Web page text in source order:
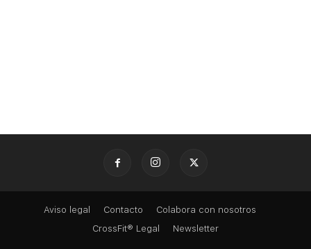
Aviso legal Contacto
Colabora con nosotros
CrossFit® Legal
Newsletter